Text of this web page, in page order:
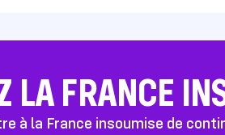
LA FRANCE
à la France insoumise de